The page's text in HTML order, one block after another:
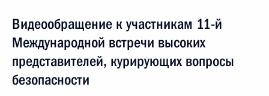
Видеообращение к участникам 11-й
Международной встречи высоких
представителей, курирующих вопросы
безопасности